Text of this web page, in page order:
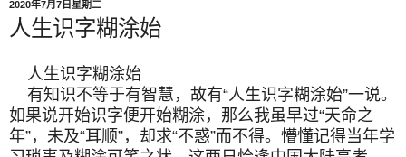
2020年7月7日星期二
人生识字糊涂始
人生识字糊涂始
有知识不等于有智慧，故有“人生识字糊涂始”一说。
如果说开始识字便开始糊涂，那么我虽早过“天命之
年”，未及“耳顺”，却求“不惑”而不得。懵懂记得当年学